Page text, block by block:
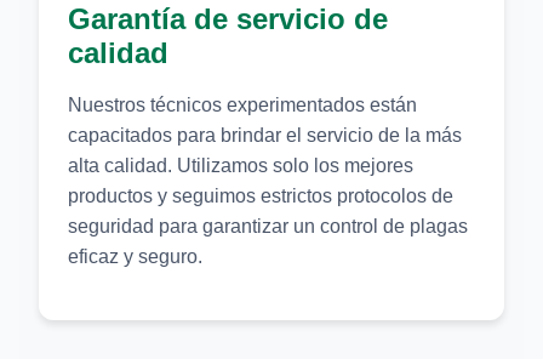
Garantía de servicio de
calidad
Nuestros técnicos experimentados están
capacitados para brindar el servicio de la más
alta calidad. Utilizamos solo los mejores
productos y seguimos estrictos protocolos de
seguridad para garantizar un control de plagas
eficaz y seguro.